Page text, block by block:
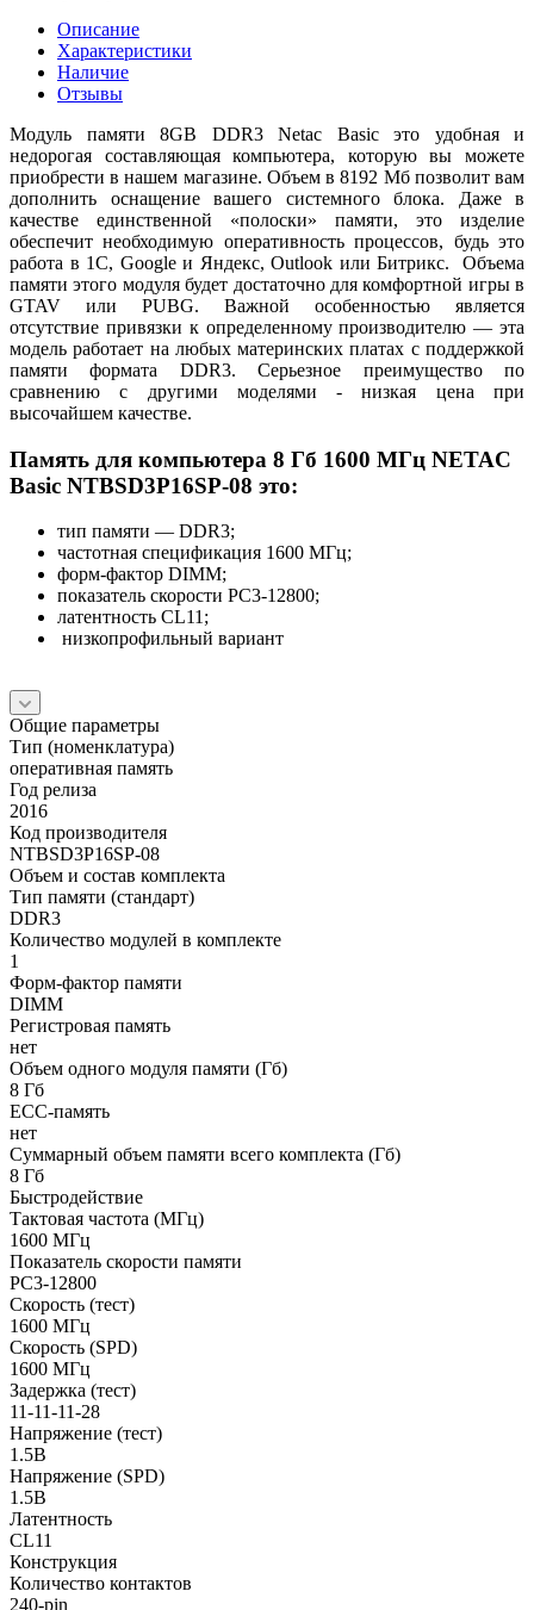
Описание
Характеристики
Наличие
Отзывы
Модуль памяти 8GB DDR3 Netac Basic это удобная и
недорогая составляющая компьютера, которую вы можете
приобрести в нашем магазине. Объем в 8192 Мб позволит вам
дополнить оснащение вашего системного блока. Даже в
качестве единственной «полоски» памяти, это изделие
обеспечит необходимую оперативность процессов, будь это
работа в 1С, Google и Яндекс, Outlook или Битрикс. Объема
памяти этого модуля будет достаточно для комфортной игры в
GTAV или PUBG. Важной особенностью является
отсутствие привязки к определенному производителю — эта
модель работает на любых материнских платах с поддержкой
памяти формата DDR3. Серьезное преимущество по
сравнению с другими моделями - низкая цена при
высочайшем качестве.
Память для компьютера 8 Гб 1600 МГц NETAC
Basic NTBSD3P16SP-08 это:
тип памяти — DDR3;
частотная спецификация 1600 МГц;
форм-фактор DIMM;
показатель скорости PC3-12800;
латентность CL11;
низкопрофильный вариант
Общие параметры
Тип (номенклатура)
оперативная память
Год релиза
2016
Код производителя
NTBSD3P16SP-08
Объем и состав комплекта
Тип памяти (стандарт)
DDR3
Количество модулей в комплекте
1
Форм-фактор памяти
DIMM
Регистровая память
нет
Объем одного модуля памяти (Гб)
8 Гб
ECC-память
нет
Суммарный объем памяти всего комплекта (Гб)
8 Гб
Быстродействие
Тактовая частота (МГц)
1600 МГц
Показатель скорости памяти
PC3-12800
Скорость (тест)
1600 МГц
Скорость (SPD)
1600 МГц
Задержка (тест)
11-11-11-28
Напряжение (тест)
1.5В
Напряжение (SPD)
1.5В
Латентность
CL11
Конструкция
Количество контактов
240-pin